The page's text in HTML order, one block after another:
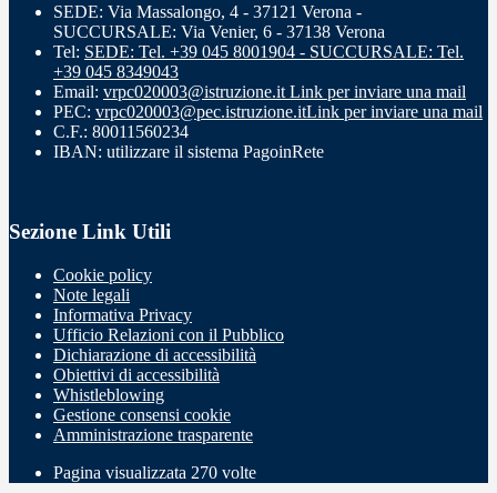
SEDE: Via Massalongo, 4 - 37121 Verona -
SUCCURSALE: Via Venier, 6 - 37138 Verona
Tel: SEDE: Tel. +39 045 8001904 - SUCCURSALE: Tel.
+39 045 8349043
Email: vrpc020003@istruzione.it Link per inviare una mail
PEC: vrpc020003@pec.istruzione.itLink per inviare una mail
C.F.: 80011560234
IBAN: utilizzare il sistema PagoinRete
Sezione Link Utili
Cookie policy
Note legali
Informativa Privacy
Ufficio Relazioni con il Pubblico
Dichiarazione di accessibilità
Obiettivi di accessibilità
Whistleblowing
Gestione consensi cookie
Amministrazione trasparente
Pagina visualizzata 270 volte